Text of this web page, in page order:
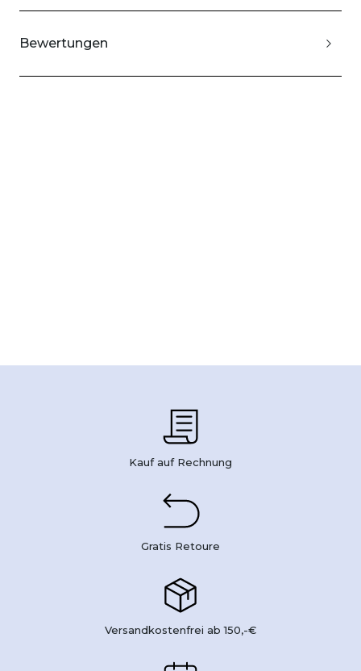
Bewertungen
Kauf auf Rechnung
Gratis Retoure
Versandkostenfrei ab 150,-€